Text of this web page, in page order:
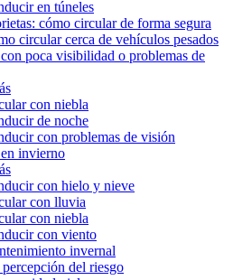
en túneles
cómo circular de forma segura
circular cerca de vehículos pesados
poca visibilidad o problemas de
con niebla
de noche
con problemas de visión
invierno
con hielo y nieve
con lluvia
con niebla
con viento
invernal
del riesgo